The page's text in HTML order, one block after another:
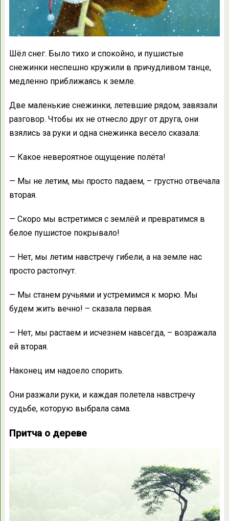
Шёл снег. Было тихо и спокойно, и пушистые
снежинки неспешно кружили в причудливом танце,
медленно приближаясь к земле.
Две маленькие снежинки, летевшие рядом, завязали
разговор. Чтобы их не отнесло друг от друга, они
взялись за руки и одна снежинка весело сказала:
— Какое невероятное ощущение полёта!
— Мы не летим, мы просто падаем, – грустно отвечала
вторая.
— Скоро мы встретимся с землёй и превратимся в
белое пушистое покрывало!
— Нет, мы летим навстречу гибели, а на земле нас
просто растопчут.
— Мы станем ручьями и устремимся к морю. Мы
будем жить вечно! – сказала первая.
— Нет, мы растаем и исчезнем навсегда, – возражала
ей вторая.
Наконец им надоело спорить.
Они разжали руки, и каждая полетела навстречу
судьбе, которую выбрала сама.
Притча о дереве